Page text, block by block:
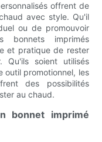
offrent de
avec style. Qu'il
ou de promouvoir
imprimés
et pratique de rester
Qu'ils soient utilisés
outil promotionnel, les
des possibilités
au chaud.
bonnet imprimé